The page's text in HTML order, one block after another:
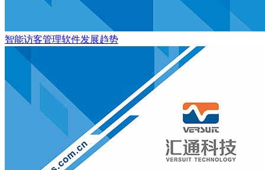
智能访客管理软件发展趋势